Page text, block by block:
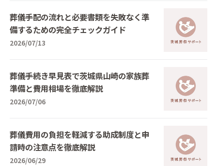
葬儀手配の流れと必要書類を失敗なく準
備するための完全チェックガイド
2026/07/13
葬儀手続き早見表で茨城県山崎の家族葬
準備と費用相場を徹底解説
2026/07/06
葬儀費用の負担を軽減する助成制度と申
請時の注意点を徹底解説
2026/06/29